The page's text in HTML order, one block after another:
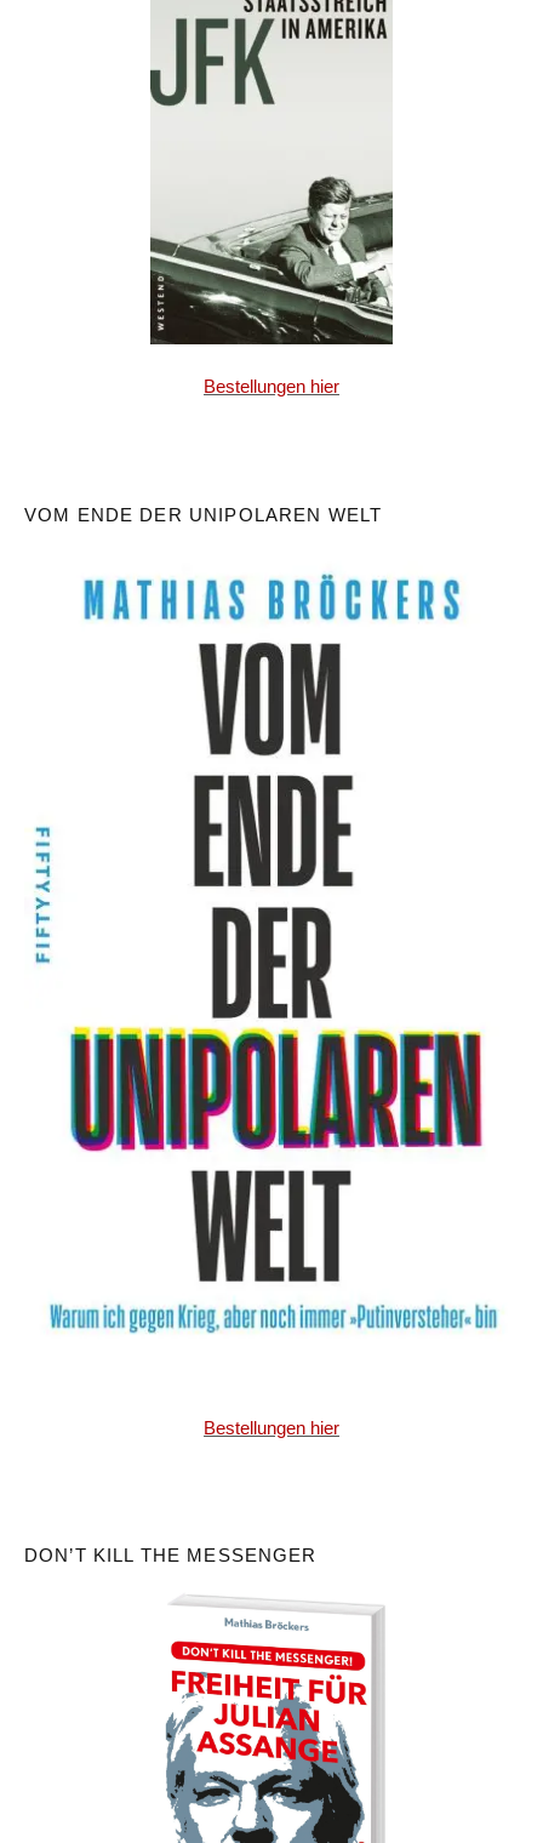
Bestellungen hier
VOM ENDE DER UNIPOLAREN WELT
Bestellungen hier
DON’T KILL THE MESSENGER